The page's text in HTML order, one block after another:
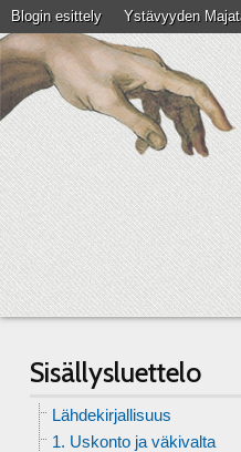
Blogin esittely Ystävyyden
Sisällysluettelo
Lähdekirjallisuus
1. Uskonto ja väkivalta